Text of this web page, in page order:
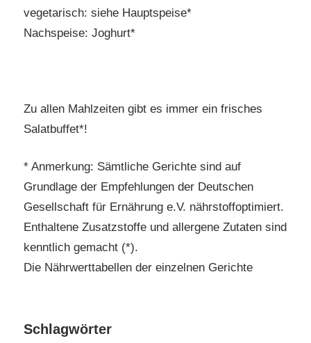
vegetarisch: siehe Hauptspeise*
Nachspeise: Joghurt*
Zu allen Mahlzeiten gibt es immer ein frisches
Salatbuffet*!
* Anmerkung: Sämtliche Gerichte sind auf
Grundlage der Empfehlungen der Deutschen
Gesellschaft für Ernährung e.V. nährstoffoptimiert.
Enthaltene Zusatzstoffe und allergene Zutaten sind
kenntlich gemacht (*).
Die Nährwerttabellen der einzelnen Gerichte
Schlagwörter